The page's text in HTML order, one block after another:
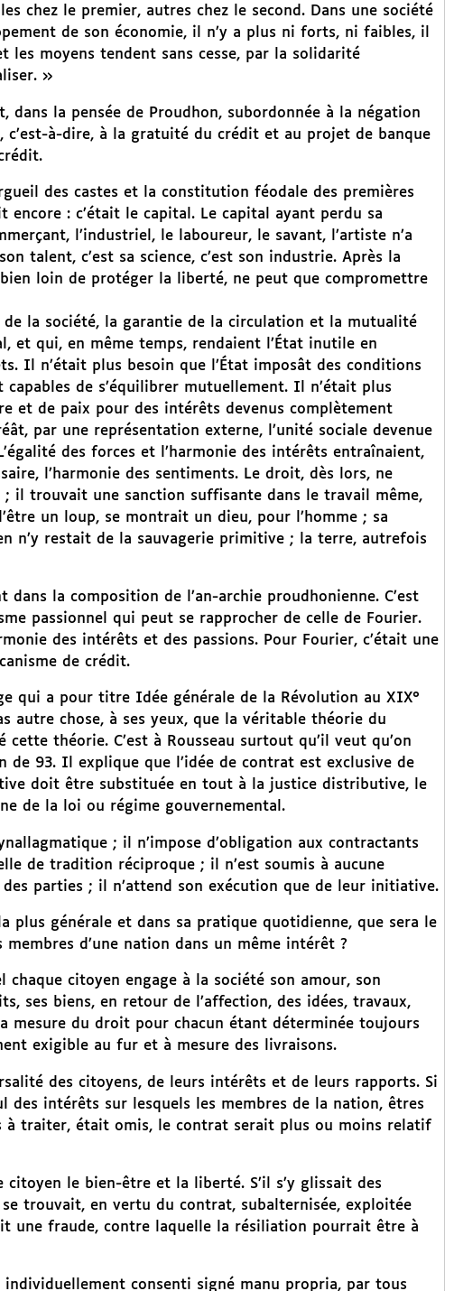
chez le premier, autres chez le second. Dans une société
de son économie, il n’y a plus ni forts, ni faibles, il
les moyens tendent sans cesse, par la solidarité
»
la pensée de Proudhon, subordonnée à la négation
c’est-à-dire, à la gratuité du crédit et au projet de banque
des castes et la constitution féodale des premières
: c’était le capital. Le capital ayant perdu sa
l’industriel, le laboureur, le savant, l’artiste n’a
talent, c’est sa science, c’est son industrie. Après la
loin de protéger la liberté, ne peut que compromettre
la société, la garantie de la circulation et la mutualité
et qui, en même temps, rendaient l’État inutile en
Il n’était plus besoin que l’État imposât des conditions
capables de s’équilibrer mutuellement. Il n’était plus
et de paix pour des intérêts devenus complètement
par une représentation externe, l’unité sociale devenue
des forces et l’harmonie des intérêts entraînaient,
l’harmonie des sentiments. Le droit, dès lors, ne
; il trouvait une sanction suffisante dans le travail même,
un loup, se montrait un dieu, pour l’homme ; sa
n’y restait de la sauvagerie primitive ; la terre, autrefois
la composition de l’an-archie proudhonienne. C’est
passionnel qui peut se rapprocher de celle de Fourier.
des intérêts et des passions. Pour Fourier, c’était une
de crédit.
qui a pour titre Idée générale de la Révolution au XIX°
autre chose, à ses yeux, que la véritable théorie du
théorie. C’est à Rousseau surtout qu’il veut qu’on
de 93. Il explique que l’idée de contrat est exclusive de
doit être substituée en tout à la justice distributive, le
de la loi ou régime gouvernemental.
; il n’impose d’obligation aux contractants
de tradition réciproque ; il n’est soumis à aucune
parties ; il n’attend son exécution que de leur initiative.
plus générale et dans sa pratique quotidienne, que sera le
d’une nation dans un même intérêt ?
citoyen engage à la société son amour, son
ses biens, en retour de l’affection, des idées, travaux,
mesure du droit pour chacun étant déterminée toujours
exigible au fur et à mesure des livraisons.
des citoyens, de leurs intérêts et de leurs rapports. Si
intérêts sur lesquels les membres de la nation, êtres
à traiter, était omis, le contrat serait plus ou moins relatif
le bien-être et la liberté. S’il s’y glissait des
trouvait, en vertu du contrat, subalternisée, exploitée
une fraude, contre laquelle la résiliation pourrait être à
consenti signé manu propria, par tous